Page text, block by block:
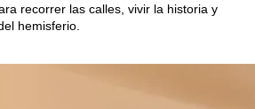
recorrer las calles, vivir la historia y
hemisferio.